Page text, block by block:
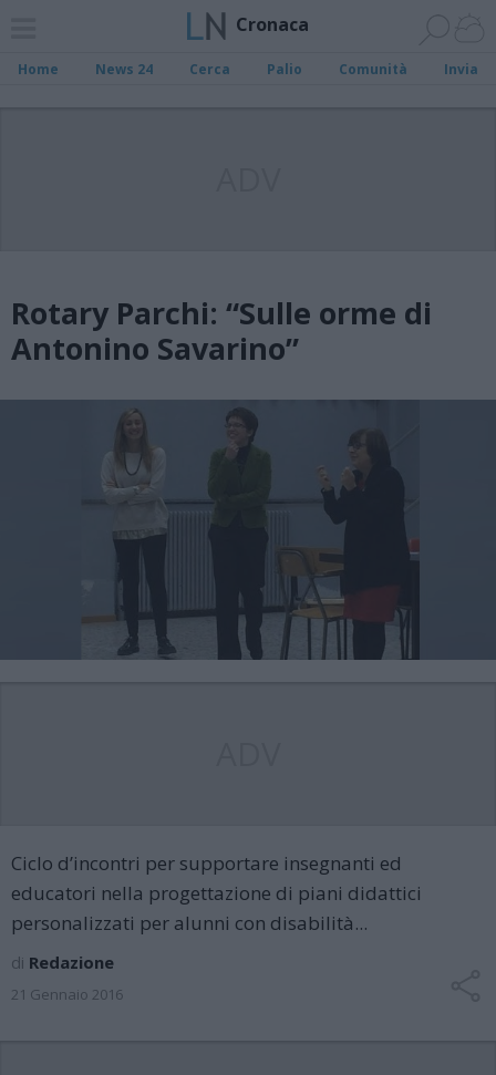
Cronaca
Home News 24 Cerca Palio Comunità Invia
Rotary Parchi: “Sulle orme di
Antonino Savarino”
Ciclo d’incontri per supportare insegnanti ed
educatori nella progettazione di piani didattici
personalizzati per alunni con disabilità...
di Redazione
21 Gennaio 2016